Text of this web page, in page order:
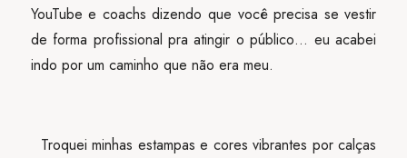
YouTube e coachs dizendo que você precisa se vestir
de forma profissional pra atingir o público… eu acabei
indo por um caminho que não era meu.
Troquei minhas estampas e cores vibrantes por calças